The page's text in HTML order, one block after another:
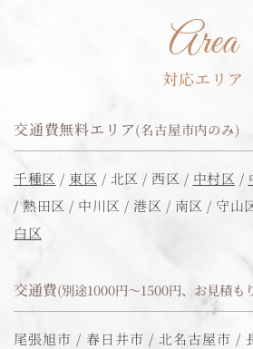
Area
対応エリア
交通費無料エリア(名古屋市内のみ)
千種区 / 東区 / 北区 / 西区 / 中村区 /
/ 熱田区 / 中川区 / 港区 / 南区 / 守山
白区
交通費(別途1000円〜1500円、お見積も
尾張旭市 / 春日井市 / 北名古屋市 /